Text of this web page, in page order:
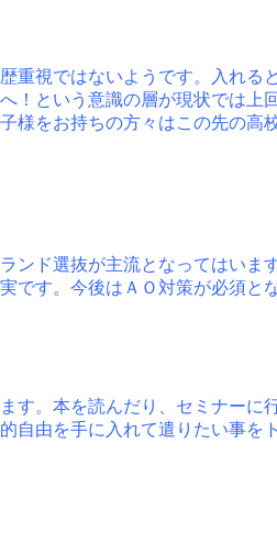
視ではないようです。入れ
という意識の層が現状では
様をお持ちの方々はこの先の高
ンド選抜が主流となってはいます
です。今後はＡＯ対策が必須
す。本を読んだり、セミナーに
由を手に入れて遣りたい事を